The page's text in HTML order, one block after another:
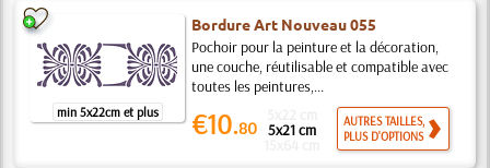
min 5x22cm et plus
Bordure Art Nouveau 055
Pochoir pour la peinture et la décoration,
une couche, réutilisable et compatible avec
toutes les peintures,...
€10.80 5x21 cm
AUTRES TAILLES,
PLUS D'OPTIONS